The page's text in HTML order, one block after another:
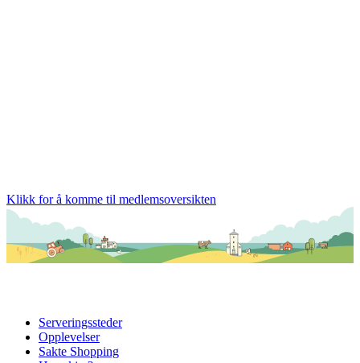
Klikk for å komme til medlemsoversikten
Serveringssteder
Opplevelser
Sakte Shopping